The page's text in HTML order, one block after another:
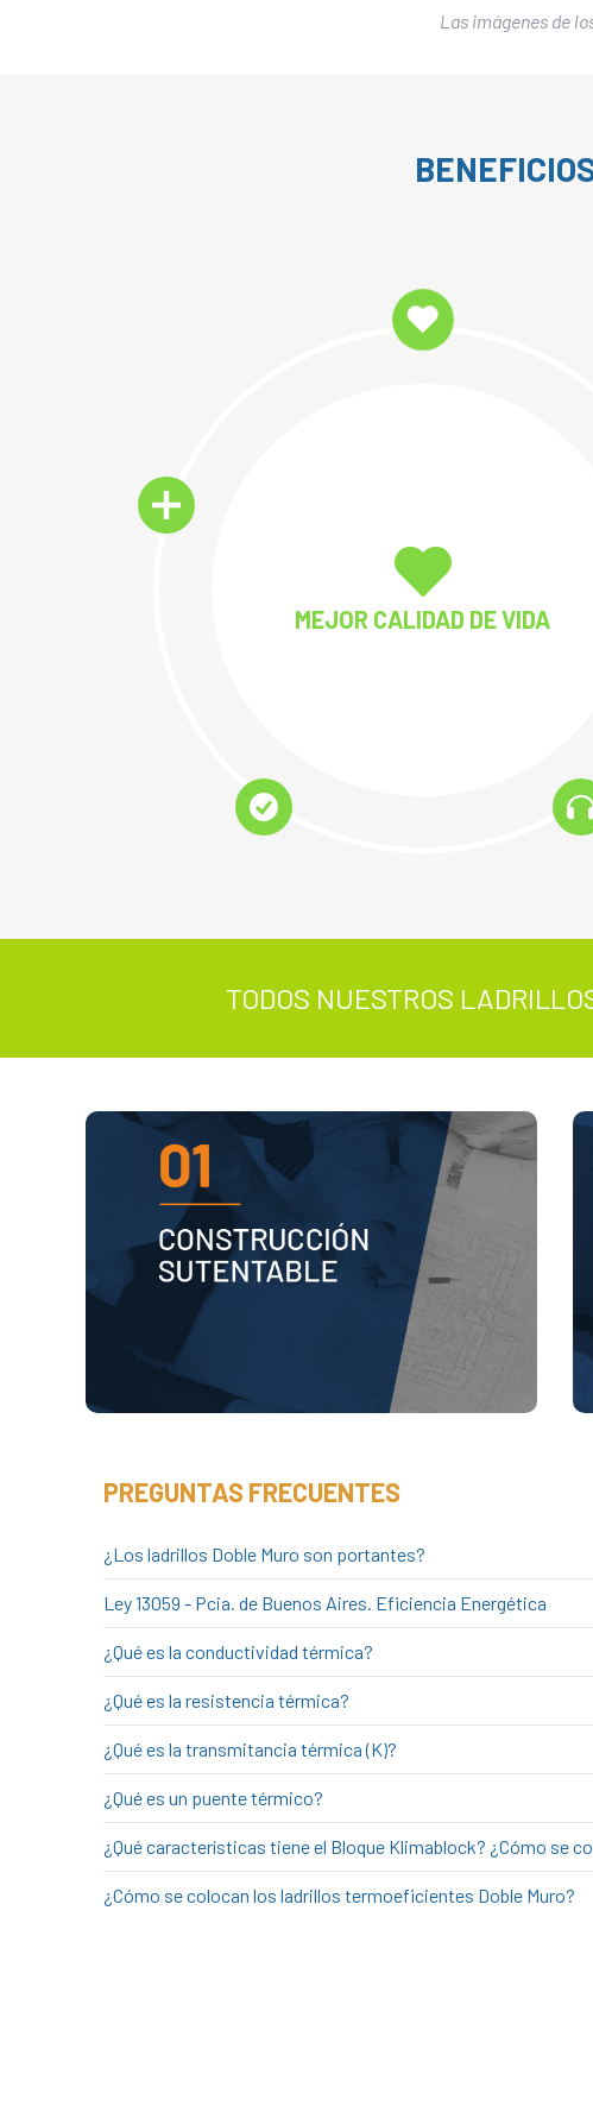
Las imágenes de
MEJOR CALIDAD DE VIDA
TODOS NUESTROS
QUÉ ES LA CONSTRUCCIÓN
PREGUNTAS FRECUENTES
¿Los ladrillos Doble Muro son portantes?
Ley 13059 - Pcia. de Buenos Aires. Eficiencia Energética
¿Qué es la conductividad térmica?
¿Qué es la resistencia térmica?
¿Qué es la transmitancia térmica (K)?
¿Qué es un puente térmico?